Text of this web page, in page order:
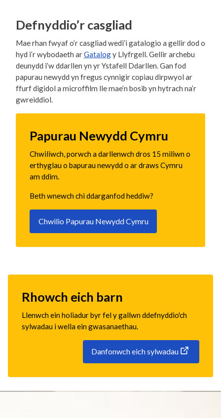
Defnyddio’r casgliad
Mae rhan fwyaf o’r casgliad wedi’i gatalogio a gellir dod o
hyd i’r wybodaeth arGatalogy Llyfrgell. Gellir archebu
deunydd i’w ddarllen yn yr Ystafell Ddarllen. Gan fod
papurau newydd yn fregus cynnigir copiau dirpwyol ar
ffurf digidol a microffilm lle mae’n bosib yn hytrach na’r
gwreiddiol.
Papurau Newydd Cymru
Chwiliwch, porwch a darllenwch dros 15 miliwn o
erthyglau o bapurau newydd o ar draws Cymru
am ddim.
Beth wnewch chi ddarganfod heddiw?
Chwilio Papurau Newydd Cymru
Rhowch eich barn
Llenwch ein holiadur byr fel y gallwn ddefnyddio'ch
sylwadau i wella ein gwasanaethau.
Danfonwch eich sylwadau